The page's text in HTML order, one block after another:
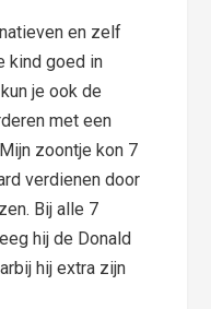
en zelf
kind goed in
je ook de
met een
zoontje kon 7
verdienen door
Bij alle 7
hij de Donald
hij extra zijn